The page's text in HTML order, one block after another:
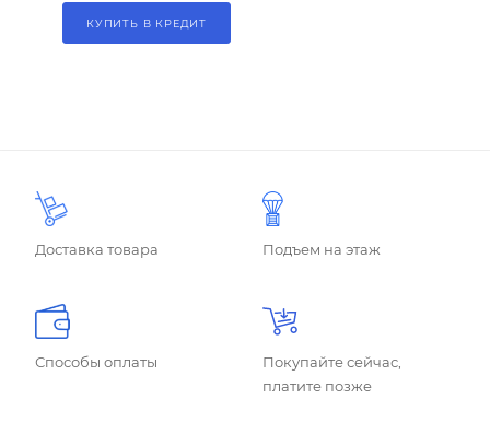
КУПИТЬ В КРЕДИТ
Доставка товара Подъем на этаж
Способы оплаты
Покупайте сейчас,
платите позже